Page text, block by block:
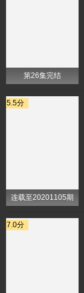
第26集完结
5.5分
连载至20201105期
7.0分